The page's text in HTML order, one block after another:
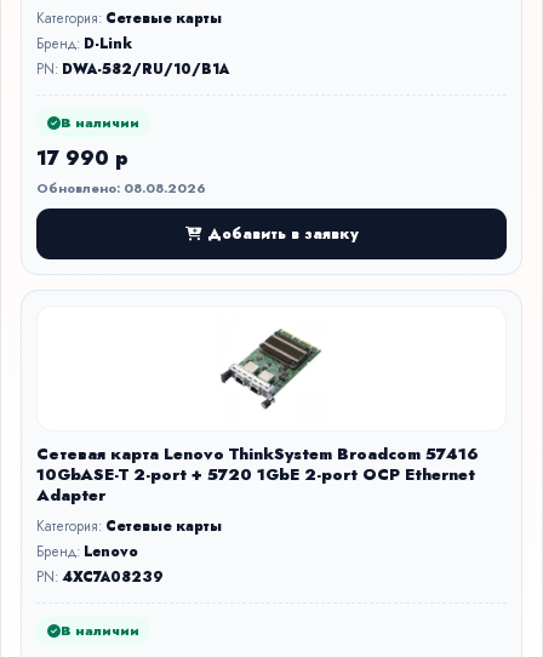
Категория: Сетевые карты
Бренд: D-Link
PN: DWA-582/RU/10/B1A
В наличии
17 990 р
Обновлено: 08.08.2026
Добавить в заявку
Сетевая карта Lenovo ThinkSystem Broadcom 57416
10GbASE-T 2-port + 5720 1GbE 2-port OCP Ethernet
Adapter
Категория: Сетевые карты
Бренд: Lenovo
PN:4XC7A08239
В наличии